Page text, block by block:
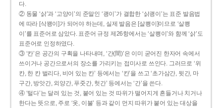
다.
② 동물 ‘삵’과 ‘고양이’의 준말인 ‘괭이’가 결합한 ‘삵괭이’는 표준 발음법
에 따라 [삭꽹이]가 되어야 하는데, 실제 발음은 [살쾡이]이므로 ‘살쾡
이’를 표준어로 삼았다. 표준어 규정 제26항에서는 ‘살쾡이’와 함께 ‘삵’도
표준어로 인정하였다.
③ ‘칸’은 공간의 구획을 나타내며, ‘간(間)’은 이미 굳어진 한자어 속에서
쓰이거나 공간으로서의 장소를 가리키는 접미사로 쓰인다. 그러므로 ‘위
칸, 한 칸 벌리다, 비어 있는 칸’ 등에서는 ‘칸’을 쓰고 ‘초가삼간, 뒷간, 마
구간, 방앗간, 외양간, 푸줏간, 헛간’ 등에서는 ‘간’을 쓴다.
④ ‘털다’는 달려 있는 것, 붙어 있는 것 따위가 떨어지게 흔들거나 치거나
한다는 뜻으로, 주로 ‘옷, 이불’ 등과 같이 먼지 따위가 붙어 있는 대상을